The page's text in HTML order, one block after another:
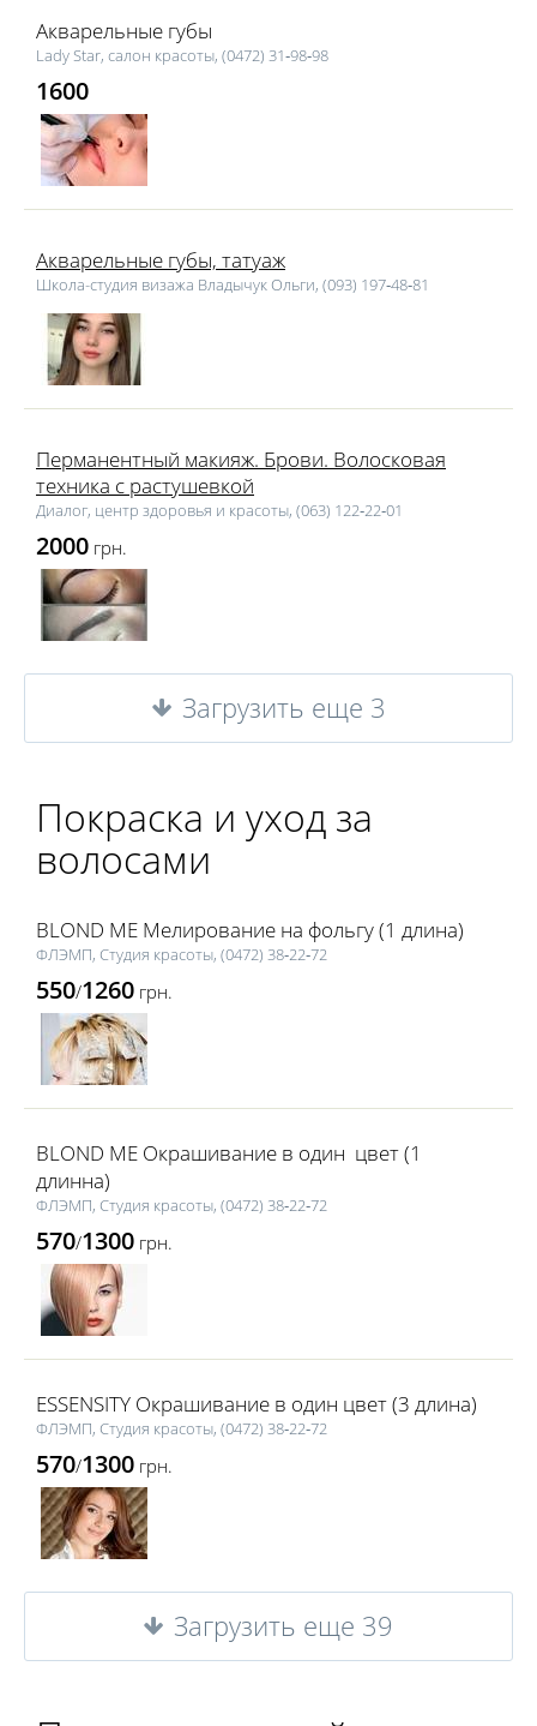
Акварельные губы
Lаdy Star, салон красоты, (0472) 31‑98‑98
1600
Акварельные губы, татуаж
Школа-студия визажа Владычук Ольги, (093) 197‑48‑81
Перманентный макияж. Брови. Волосковая
техника с растушевкой
Диалог, центр здоровья и красоты, (063) 122‑22‑01
2000 грн.
Загрузить еще 3
Покраска и уход за
волосами
BLOND ME Мелирование на фольгу (1 длина)
ФЛЭМП, Студия красоты, (0472) 38‑22‑72
550/1260 грн.
BLOND ME Окрашивание в один цвет (1
длинна)
ФЛЭМП, Студия красоты, (0472) 38‑22‑72
570/1300 грн.
ESSENSITY Окрашивание в один цвет (3 длина)
ФЛЭМП, Студия красоты, (0472) 38‑22‑72
570/1300 грн.
Загрузить еще 39